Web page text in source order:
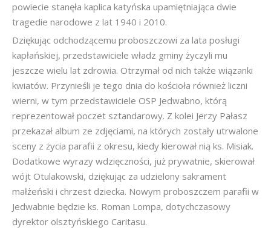
powiecie stanęła kaplica katyńska upamiętniająca dwie
tragedie narodowe z lat 1940 i 2010.
Dziękując odchodzącemu proboszczowi za lata posługi
kapłańskiej, przedstawiciele władz gminy życzyli mu
jeszcze wielu lat zdrowia. Otrzymał od nich także wiązanki
kwiatów. Przynieśli je tego dnia do kościoła również liczni
wierni, w tym przedstawiciele OSP Jedwabno, którą
reprezentował poczet sztandarowy. Z kolei Jerzy Pałasz
przekazał album ze zdjęciami, na których zostały utrwalone
sceny z życia parafii z okresu, kiedy kierował nią ks. Misiak.
Dodatkowe wyrazy wdzięczności, już prywatnie, skierował
wójt Otulakowski, dziękując za udzielony sakrament
małżeński i chrzest dziecka. Nowym proboszczem parafii w
Jedwabnie będzie ks. Roman Lompa, dotychczasowy
dyrektor olsztyńskiego Caritasu.